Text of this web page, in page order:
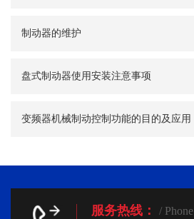
制动器的维护
盘式制动器使用安装注意事项
变频器机械制动控制功能的目的及应用
服务热线： / Phone